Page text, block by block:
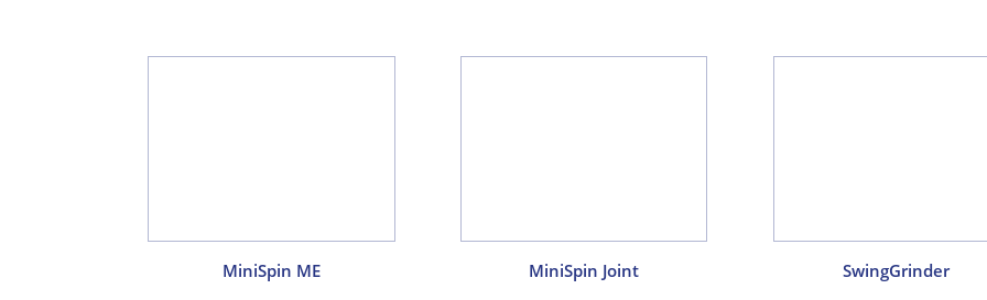
MiniSpin ME MiniSpin Joint SwingGrinder